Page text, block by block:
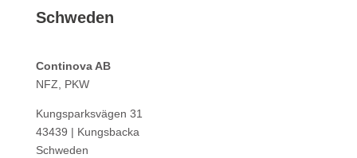
Schweden
Continova AB
NFZ, PKW
Kungsparksvägen 31
43439 | Kungsbacka
Schweden